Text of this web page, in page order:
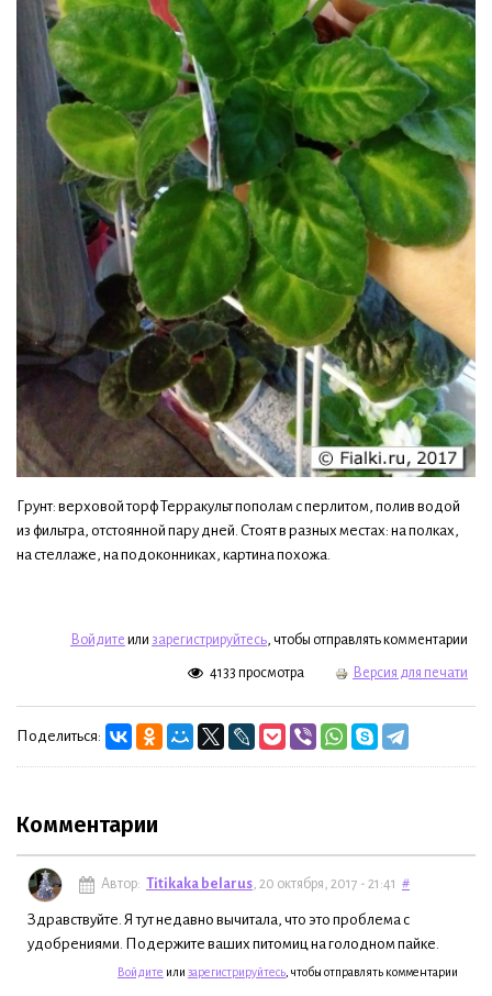
Грунт: верховой торф Терракульт пополам с перлитом, полив водой
из фильтра, отстоянной пару дней. Стоят в разных местах: на полках,
на стеллаже, на подоконниках, картина похожа.
Войдите или зарегистрируйтесь, чтобы отправлять комментарии
4133 просмотра Версия для печати
Поделиться:
Комментарии
Автор: Titikaka belarus, 20 октября, 2017 - 21:41 #
Здравствуйте. Я тут недавно вычитала, что это проблема с
удобрениями. Подержите ваших питомиц на голодном пайке.
Войдите или зарегистрируйтесь , чтобы отправлять комментарии